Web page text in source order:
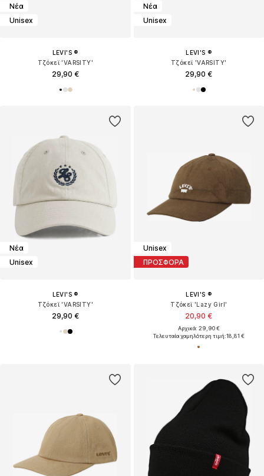
Νέα
Unisex
LEVI'S ®
Τζόκεϊ 'VARSITY'
29,90 €
Νέα
Unisex
LEVI'S ®
Τζόκεϊ 'VARSITY'
29,90 €
Νέα
Unisex
LEVI'S ®
Τζόκεϊ 'VARSITY'
29,90 €
Unisex
ΠΡΟΣΦΟΡΑ
LEVI'S ®
Τζόκεϊ 'Lazy Girl'
20,90 €
Αρχικά: 29,90 €
Τελευταία χαμηλότερη τιμή:18,81 €